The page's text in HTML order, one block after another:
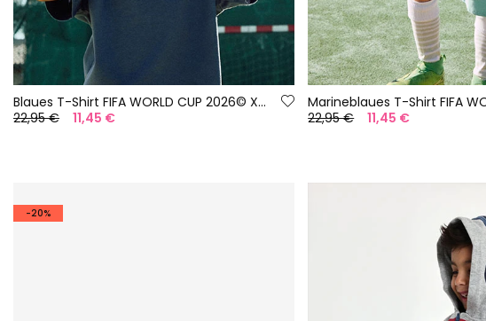
Blaues T-Shirt FIFA WORLD CUP 2026© X Boboli
22,95 €
11,45 €
22,95 €
11,45 €
-20%